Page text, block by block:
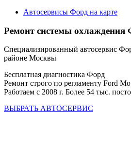
Автосервисы Форд на карте
Ремонт системы охлаждения
Специализированный автосервис
районе Москвы
Бесплатная диагностика Форд
Ремонт строго по регламенту Ford
Работаем с 2008 г. Более 54 тыс.
ВЫБРАТЬ АВТОСЕРВИС